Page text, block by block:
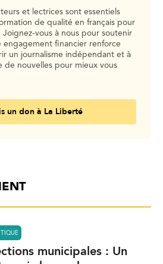
et lectrices sont essentiels
de qualité en français pour
vous à nous pour soutenir
engagement financier renforce
un journalisme indépendant et à
de nouvelles pour mieux vous
un don à La Liberté
municipales : Un